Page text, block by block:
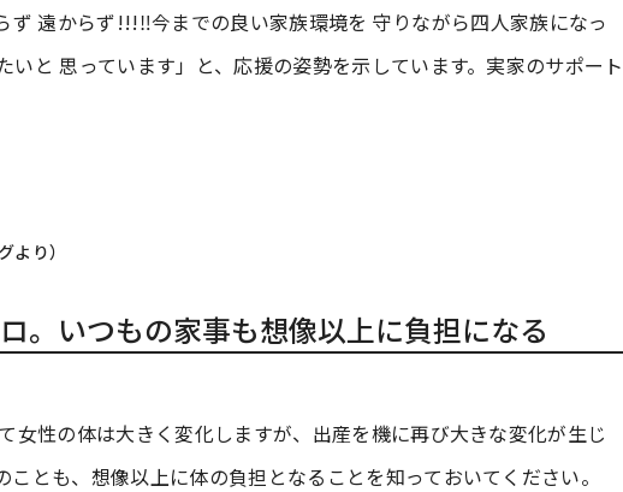
ず 遠からず!!!‼️今までの良い家族環境を 守りながら四人家族になっ
いと 思っています」と、応援の姿勢を示しています。実家のサポート
より）
。いつもの家事も想像以上に負担になる
女性の体は大きく変化しますが、出産を機に再び大きな変化が生じ
ことも、想像以上に体の負担となることを知っておいてください。